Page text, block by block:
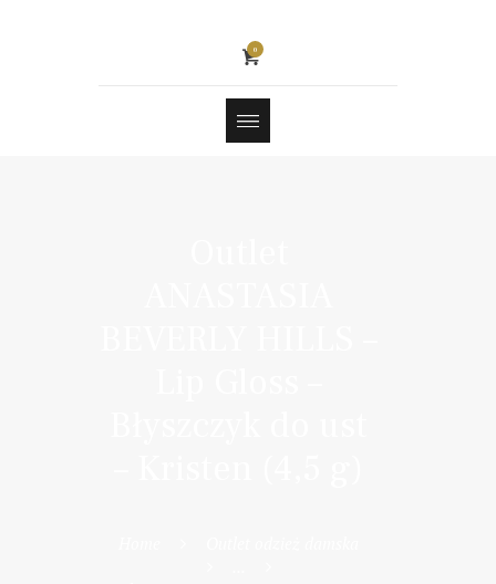
0